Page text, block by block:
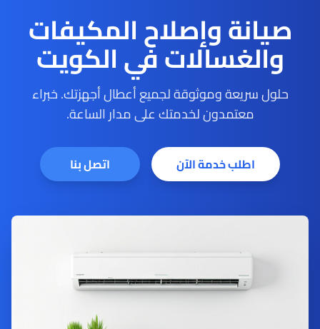
صيانة وإصلاح المكيفات
والغسالات في الكويت
حلول سريعة وموثوقة لجميع أعطال أجهزتك. خبراء
معتمدون لخدمتك على مدار الساعة.
اطلب خدمة الآن اتصل بنا